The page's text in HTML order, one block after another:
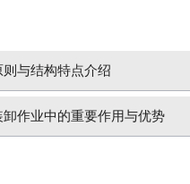
与结构特点介绍
作业中的重要作用与优势